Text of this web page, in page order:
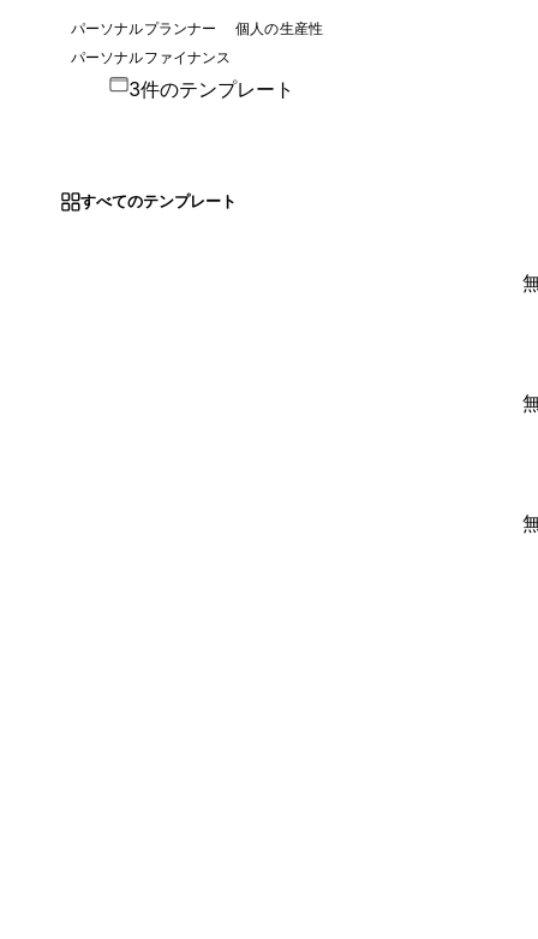
パーソナルプランナー
個人の生産性
パーソナルファイナンス
3件のテンプレート
すべてのテンプレート